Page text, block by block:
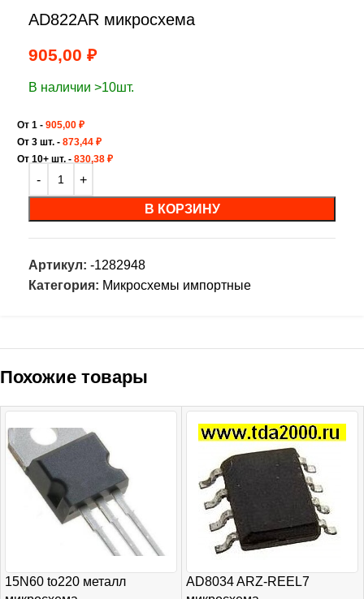
AD822AR микросхема
905,00 ₽
В наличии >10шт.
От 1 - 905,00 ₽
От 3 шт. - 873,44 ₽
От 10+ шт. - 830,38 ₽
В КОРЗИНУ
Артикул: -1282948
Категория: Микросхемы импортные
Похожие товары
15N60 to220 металл
AD8034 ARZ-REEL7